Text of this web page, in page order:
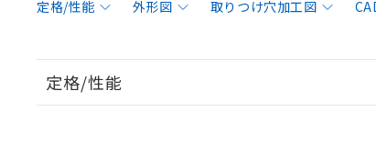
定格/性能 外形図 取りつけ穴加工図
定格/性能